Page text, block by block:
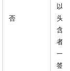
否
以
头
含
者
一
签